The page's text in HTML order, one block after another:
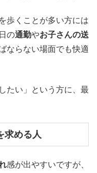
歩くことが多い方には
の通勤やお子さんの送
ならない場面でも快適
たい」という方に、最
求める人
感が出やすいですが、